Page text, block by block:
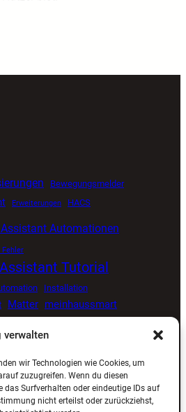
verwalten
wir Technologien wie Cookies, um
zuzugreifen. Wenn du diesen
Surfverhalten oder eindeutige IDs auf
nicht erteilst oder zurückziehst,
Bewegungsmelder
Erweiterungen HACS
Automationen
Tutorial
Installation
Matter meinhaussmart
Smart Home
Zigbee